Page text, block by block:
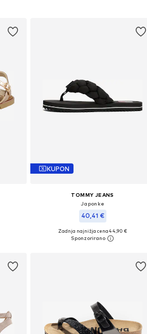
KUPON
TOMMY JEANS
Japonke
40,41 €
Razpoložljive velikosti: 36, 37, 38, 39, 40
Zadnja najnižja cena44,90 €